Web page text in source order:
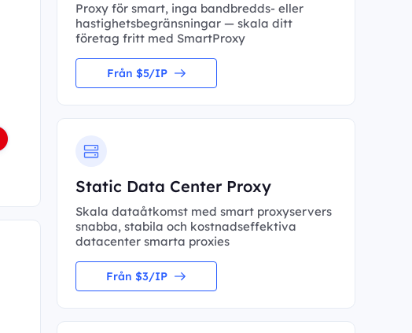
Proxy för smart, inga bandbredds- eller
hastighetsbegränsningar — skala ditt
företag fritt med SmartProxy
Från $5/IP
Static Data Center Proxy
Skala dataåtkomst med smart proxyservers
snabba, stabila och kostnadseffektiva
datacenter smarta proxies
Från $3/IP